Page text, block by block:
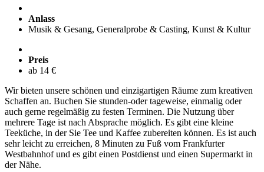
Anlass
Musik & Gesang, Generalprobe & Casting, Kunst & Kultur
Preis
ab 14 €
Wir bieten unsere schönen und einzigartigen Räume zum kreativen
Schaffen an. Buchen Sie stunden-oder tageweise, einmalig oder
auch gerne regelmäßig zu festen Terminen. Die Nutzung über
mehrere Tage ist nach Absprache möglich. Es gibt eine kleine
Teeküche, in der Sie Tee und Kaffee zubereiten können. Es ist auch
sehr leicht zu erreichen, 8 Minuten zu Fuß vom Frankfurter
Westbahnhof und es gibt einen Postdienst und einen Supermarkt in
der Nähe.